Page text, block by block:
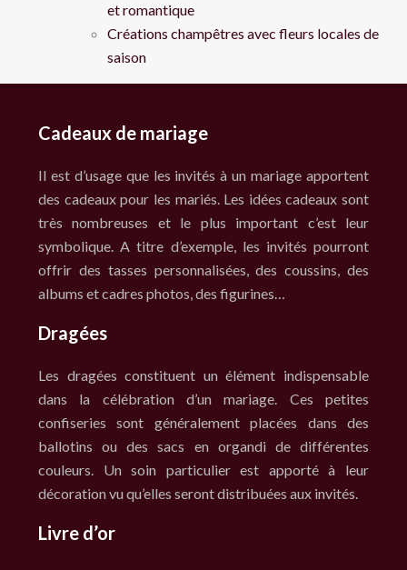
et romantique
Créations champêtres avec fleurs locales de
saison
Cadeaux de mariage
Il est d’usage que les invités à un mariage apportent
des cadeaux pour les mariés. Les idées cadeaux sont
très nombreuses et le plus important c’est leur
symbolique. A titre d’exemple, les invités pourront
offrir des tasses personnalisées, des coussins, des
albums et cadres photos, des figurines…
Dragées
Les dragées constituent un élément indispensable
dans la célébration d’un mariage. Ces petites
confiseries sont généralement placées dans des
ballotins ou des sacs en organdi de différentes
couleurs. Un soin particulier est apporté à leur
décoration vu qu’elles seront distribuées aux invités.
Livre d’or